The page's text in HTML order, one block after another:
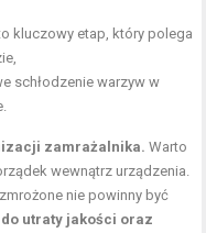
kluczowy etap, który polega
schłodzenie warzyw w
zamrażalnika. Warto
wewnątrz urządzenia.
nie powinny być
utraty jakości oraz